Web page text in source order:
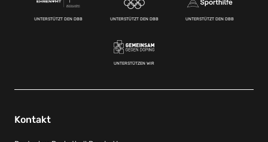
UNTERSTÜTZT DEN DBB UNTERSTÜTZT DEN DBB UNTERSTÜTZT DEN DBB
UNTERSTÜTZEN WIR
Kontakt